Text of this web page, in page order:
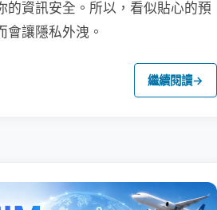
的資訊安全。所以，看似貼心的預
會讓隱私外洩。
繼續閱讀→